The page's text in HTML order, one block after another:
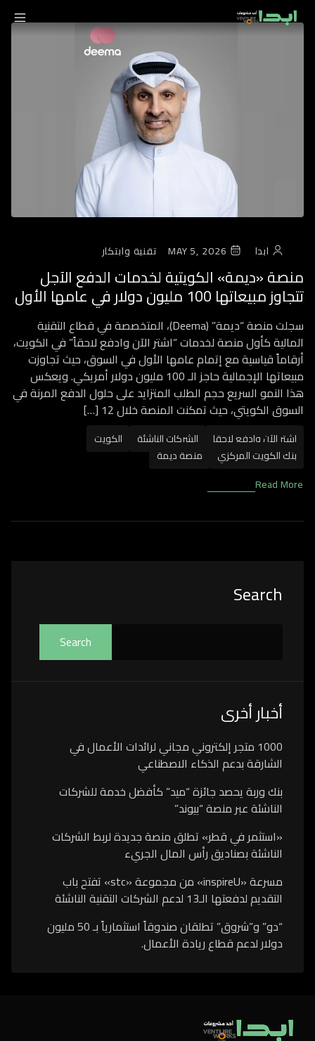
ابدا MAY 5, 2026 تقنية وابتكار
منصة «ديمة» الكويتية لخدمات الدفع الآجل
تتجاوز مبيعاتها 100 مليون دولار في عامها الأول
سجلت منصة “ديمة” (Deema)، المتخصصة في قطاع التقنية
المالية كأول منصة لخدمات “اشتر الآن وادفع لاحقاً” في الكويت،
أرقاماً قياسية مع إتمام عامها الأول في السوق، حيث تجاوزت
مبيعاتها الإجمالية حاجز الـ 100 مليون دولار أمريكي. ويعكس
هذا النمو السريع حجم الطلب المتزايد على حلول الدفع المرنة في
السوق الكويتي، حيث تمكنت المنصة خلال 12 […]
اشتر الآن وادفع لاحقا الشركات الناشئة
الكويت
بنك الكويت المركزي
منصة ديمة
Read More
Search
Search
أخبار أخرى
1000 متجر إلكتروني مجاني لرائدات الأعمال في
الشارقة بدعم الذكاء الاصطناعي
بنك وربة يحصد جائزة “ميد” كأفضل خدمة للشركات
الناشئة عبر منصة “بيوند”
«استثمر في قطر» تطلق منصة جديدة لربط الشركات
الناشئة بصناديق رأس المال الجريء
مسرعة «inspireU» من مجموعة «stc» تفتح باب
التقديم لدفعتها الـ13 لدعم الشركات التقنية الناشئة
“دو” و”شروق” تطلقان صندوقاً استثمارياً بـ 50 مليون
دولار لدعم قطاع ريادة الأعمال.